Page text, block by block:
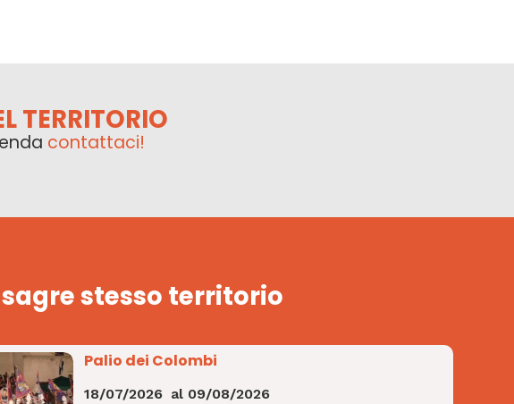
TERRITORIO
contattaci!
stesso territorio
Palio dei Colombi
18/07/2026 al 09/08/2026